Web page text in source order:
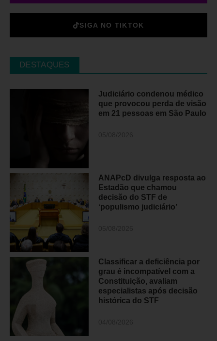
SIGA NO TIKTOK
DESTAQUES
Judiciário condenou médico
que provocou perda de visão
em 21 pessoas em São Paulo
ANAPcD divulga resposta ao
Estadão que chamou
decisão do STF de
‘populismo judiciário’
Classificar a deficiência por
grau é incompatível com a
Constituição, avaliam
especialistas após decisão
histórica do STF